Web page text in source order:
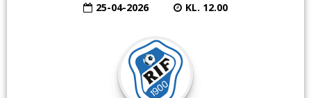
25-04-2026
KL. 12.00